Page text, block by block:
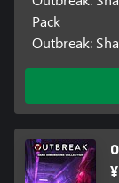
Pack
Outbreak: